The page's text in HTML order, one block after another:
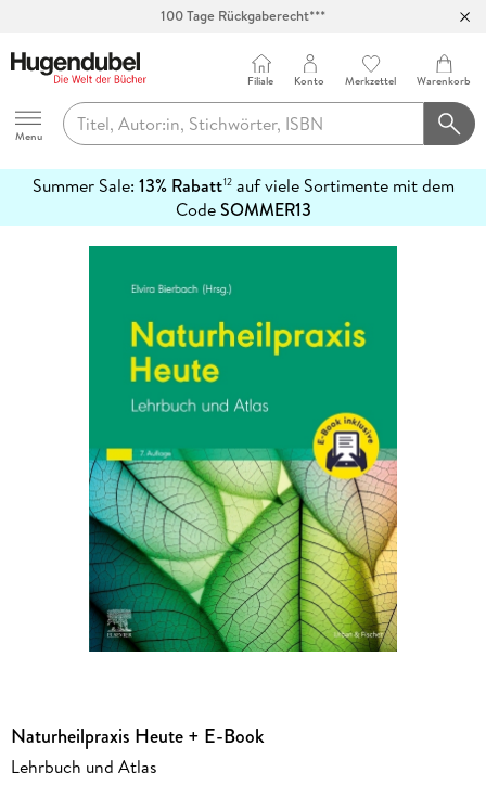
100 Tage Rückgaberecht***
Hugendubel
Menu
Filiale Konto Merkzettel Warenkorb
Summer Sale: 13% Rabatt12auf viele Sortimente mit dem
CodeSOMMER13
erfahren
Naturheilpraxis Heute + E-Book
Lehrbuch und Atlas